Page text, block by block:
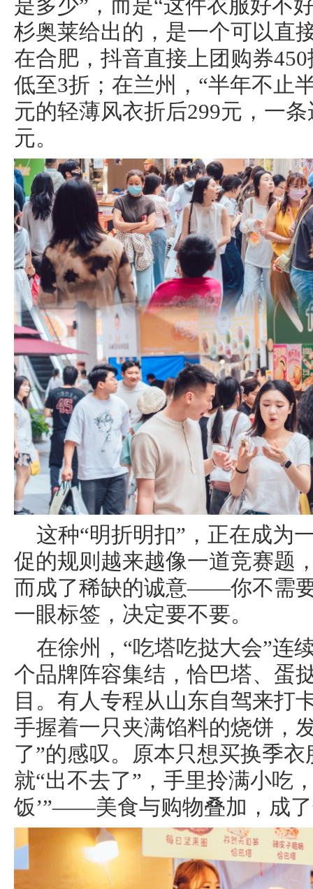
是多少”，而是“这件衣服好不
杉奥莱给出的，是一个可以直
在合肥，抖音直接上团购券
低至3折；在兰州，“半年不止
元的轻薄风衣折后299元，一
元。
这种“明折明扣”，正在成为
促的规则越来越像一道竞赛题
而成了稀缺的诚意——你不需
一眼标签，决定要不要。
在徐州，“吃塔吃挞大会”连
个品牌阵容集结，恰巴塔、蛋
目。有人专程从山东自驾来打
手握着一只夹满馅料的烧饼，
了”的感叹。原本只想买换季
就“出不去了”，手里拎满小吃
饭’”——美食与购物叠加，成